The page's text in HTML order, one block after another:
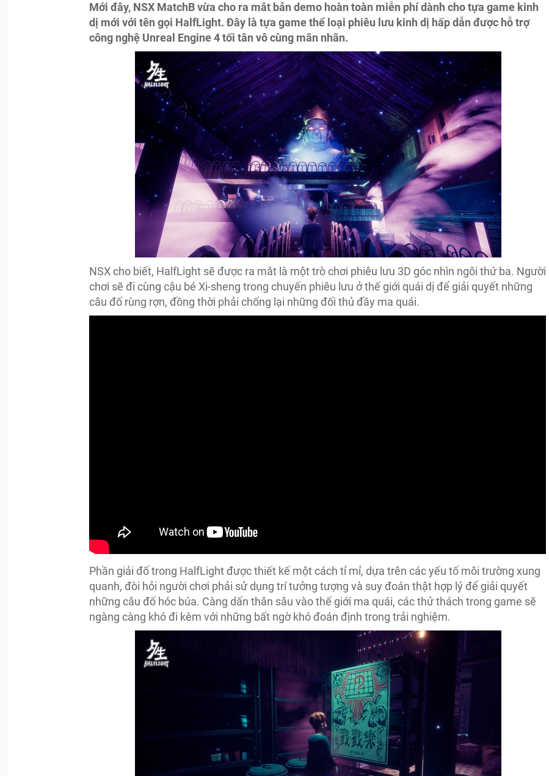
Mới đây, NSX MatchB vừa cho ra mắt bản demo hoàn toàn miễn phí dành cho tựa game kinh
dị mới với tên gọi HalfLight. Đây là tựa game thể loại phiêu lưu kinh dị hấp dẫn được hỗ trợ
công nghệ Unreal Engine 4 tối tân vô cùng mãn nhãn.
NSX cho biết, HalfLight sẽ được ra mắt là một trò chơi phiêu lưu 3D góc nhìn ngôi thứ ba. Người
chơi sẽ đi cùng cậu bé Xi-sheng trong chuyến phiêu lưu ở thế giới quái dị để giải quyết những
câu đố rùng rợn, đồng thời phải chống lại những đối thủ đầy ma quái.
Phần giải đố trong HalfLight được thiết kế một cách tỉ mỉ, dựa trên các yếu tố môi trường xung
quanh, đòi hỏi người chơi phải sử dụng trí tưởng tượng và suy đoán thật hợp lý để giải quyết
những câu đố hóc búa. Càng dấn thân sâu vào thế giới ma quái, các thử thách trong game sẽ
ngàng càng khó đi kèm với những bất ngờ khó đoán định trong trải nghiệm.